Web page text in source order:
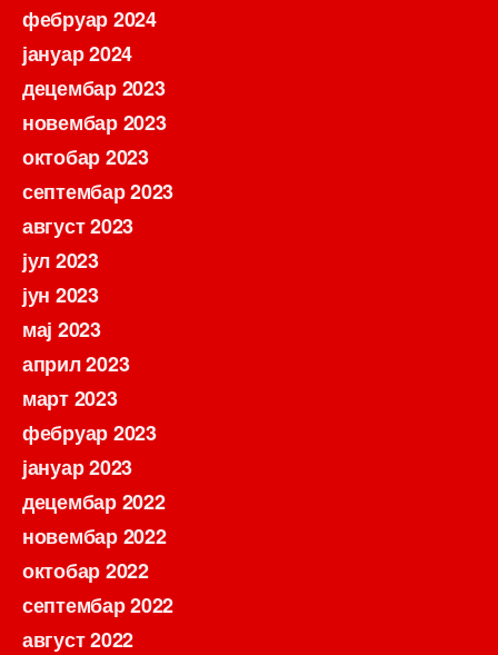
фебруар 2024
јануар 2024
децембар 2023
новембар 2023
октобар 2023
септембар 2023
август 2023
јул 2023
јун 2023
мај 2023
април 2023
март 2023
фебруар 2023
јануар 2023
децембар 2022
новембар 2022
октобар 2022
септембар 2022
август 2022